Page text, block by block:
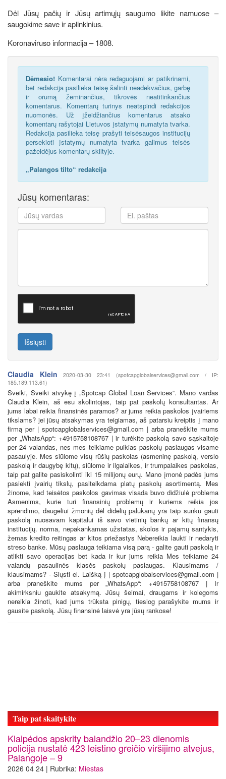
Dėl Jūsų pačių ir Jūsų artimųjų saugumo likite namuose –
saugokime save ir aplinkinius.
Koronaviruso informacija – 1808.
Dėmesio! Komentarai nėra redaguojami ar patikrinami,
bet redakcija pasilieka teisę šalinti neadekvačius, garbę
ir orumą žeminančius, tikrovės neatitinkančius
komentarus. Komentarų turinys neatspindi redakcijos
nuomonės. Už įžeidžiančius komentarus atsako
komentarų rašytojai Lietuvos įstatymų numatyta tvarka.
Redakcija pasilieka teisę prašyti teisėsaugos institucijų
persekioti įstatymų numatyta tvarka galimus teisės
pažeidėjus komentarų skiltyje.
„Palangos tilto“ redakcija
Jūsų komentaras:
Išsiųsti
Claudia Klein
2020-03-30 23:41 (spotcapglobalservices@gmail.com / IP:
185.189.113.61)
Sveiki, Sveiki atvykę į „Spotcap Global Loan Services“. Mano vardas
Claudia Klein, aš esu skolintojas, taip pat paskolų konsultantas. Ar
jums labai reikia finansinės paramos? ar jums reikia paskolos įvairiems
tikslams? jei jūsų atsakymas yra teigiamas, aš patarsiu kreiptis į mano
firmą per | spotcapglobalservices@gmail.com | arba praneškite mums
per „WhatsApp“: +4915758108767 | ir turėkite paskolą savo sąskaitoje
per 24 valandas, nes mes teikiame puikias paskolų paslaugas visame
pasaulyje. Mes siūlome visų rūšių paskolas (asmeninę paskolą, verslo
paskolą ir daugybę kitų), siūlome ir ilgalaikes, ir trumpalaikes paskolas,
taip pat galite pasiskolinti iki 15 milijonų eurų. Mano įmonė padės jums
pasiekti įvairių tikslų, pasitelkdama platų paskolų asortimentą. Mes
žinome, kad teisėtos paskolos gavimas visada buvo didžiulė problema
Asmenims, kurie turi finansinių problemų ir kuriems reikia jos
sprendimo, daugeliui žmonių dėl didelių palūkanų yra taip sunku gauti
paskolą nuosavam kapitalui iš savo vietinių bankų ar kitų finansų
institucijų. norma, nepakankamas užstatas, skolos ir pajamų santykis,
žemas kredito reitingas ar kitos priežastys Nebereikia laukti ir nedaryti
streso banke. Mūsų paslauga teikiama visą parą - galite gauti paskolą ir
atlikti savo operacijas bet kada ir kur jums reikia Mes teikiame 24
valandų pasaulinės klasės paskolų paslaugas. Klausimams /
klausimams? - Siųsti el. Laišką į | spotcapglobalservices@gmail.com |
arba praneškite mums per „WhatsApp“: +4915758108767 | Ir
akimirksniu gaukite atsakymą. Jūsų šeimai, draugams ir kolegoms
nereikia žinoti, kad jums trūksta pinigų, tiesiog parašykite mums ir
gausite paskolą. Jūsų finansinė laisvė yra jūsų rankose!
Taip pat skaitykite
Klaipėdos apskrity balandžio 20–23 dienomis
policija nustatė 423 leistino greičio viršijimo atvejus,
Palangoje – 9
2026 04 24 | Rubrika: Miestas